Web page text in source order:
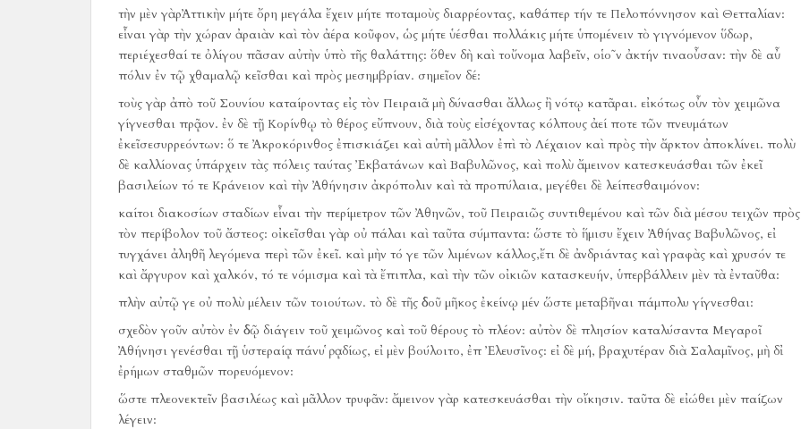
τὴν μὲν γὰρἈττικὴν μήτε ὄρη μεγάλα ἔχειν μήτε ποταμοὺς διαρρέοντας, καθάπερ τήν τε Πελοπόννησον καὶ Θετταλίαν:
εἶναι γὰρ τὴν χώραν ἀραιὰν καὶ τὸν ἀέρα κοῦφον, ὡς μήτε ὑέσθαι πολλάκις μήτε ὑπομένειν τὸ γιγνόμενον ὕδωρ,
περιέχεσθαί τε ὀλίγου πᾶσαν αὐτὴν ὑπὸ τῆς θαλάττης: ὅθεν δὴ καὶ τοὔνομα λαβεῖν, οἱο῀ν ἀκτήν τιναοὖσαν: τὴν δὲ αὖ
πόλιν ἐν τῷ χθαμαλῷ κεῖσθαι καὶ πρὸς μεσημβρίαν. σημεῖον δέ:
τοὺς γὰρ ἀπὸ τοῦ Σουνίου καταίροντας εἰς τὸν Πειραιᾶ μὴ δύνασθαι ἄλλως ἢ νότῳ κατᾶραι. εἰκότως οὖν τὸν χειμῶνα
γίγνεσθαι πρᾷον. ἐν δὲ τῇ Κορίνθῳ τὸ θέρος εὔπνουν, διὰ τοὺς εἰσέχοντας κόλπους ἀεί ποτε τῶν πνευμάτων
ἐκεῖσεσυρρεόντων: ὅ τε Ἀκροκόρινθος ἐπισκιάζει καὶ αὐτὴ μᾶλλον ἐπὶ τὸ Λέχαιον καὶ πρὸς τὴν ἄρκτον ἀποκλίνει. πολὺ
δὲ καλλίονας ὑπάρχειν τὰς πόλεις ταύτας Ἐκβατάνων καὶ Βαβυλῶνος, καὶ πολὺ ἄμεινον κατεσκευάσθαι τῶν ἐκεῖ
βασιλείων τό τε Κράνειον καὶ τὴν Ἀθήνησιν ἀκρόπολιν καὶ τὰ προπύλαια, μεγέθει δὲ λείπεσθαιμόνον:
καίτοι διακοσίων σταδίων εἶναι τὴν περίμετρον τῶν Ἀθηνῶν, τοῦ Πειραιῶς συντιθεμένου καὶ τῶν διὰ μέσου τειχῶν πρὸς
τὸν περίβολον τοῦ ἄστεος: οἰκεῖσθαι γὰρ οὐ πάλαι καὶ ταῦτα σύμπαντα: ὥστε τὸ ἥμισυ ἔχειν Ἀθήνας Βαβυλῶνος, εἰ
τυγχάνει ἀληθῆ λεγόμενα περὶ τῶν ἐκεῖ. καὶ μὴν τό γε τῶν λιμένων κάλλος,ἔτι δὲ ἀνδριάντας καὶ γραφὰς καὶ χρυσόν τε
καὶ ἄργυρον καὶ χαλκόν, τό τε νόμισμα καὶ τὰ ἔπιπλα, καὶ τὴν τῶν οἰκιῶν κατασκευήν, ὑπερβάλλειν μὲν τὰ ἐνταῦθα:
πλὴν αὐτῷ γε οὐ πολὺ μέλειν τῶν τοιούτων. τὸ δὲ τῆς ὁδοῦ μῆκος ἐκείνῳ μέν ὥστε μεταβῆναι πάμπολυ γίγνεσθαι:
σχεδὸν γοῦν αὐτὸν ἐν ὁδῷ διάγειν τοῦ χειμῶνος καὶ τοῦ θέρους τὸ πλέον: αὐτὸν δὲ πλησίον καταλύσαντα Μεγαροῖ
Ἀθήνησι γενέσθαι τῇ ὑστεραίᾳ πάνυ ῥᾳδίως, εἰ μὲν βούλοιτο, ἐπ Ἐλευσῖνος: εἰ δὲ μή, βραχυτέραν διὰ Σαλαμῖνος, μὴ δἰ
ἐρήμων σταθμῶν πορευόμενον:
ὥστε πλεονεκτεῖν βασιλέως καὶ μᾶλλον τρυφᾶν: ἄμεινον γὰρ κατεσκευάσθαι τὴν οἴκησιν. ταῦτα δὲ εἰώθει μὲν παίζων
λέγειν: